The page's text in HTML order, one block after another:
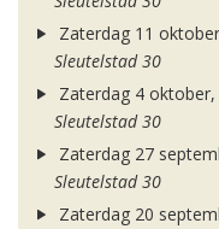
Zaterdag 11
Sleutelstad 30
Zaterdag 4 oktober,
Sleutelstad 30
Zaterdag 27
Sleutelstad 30
Zaterdag 20